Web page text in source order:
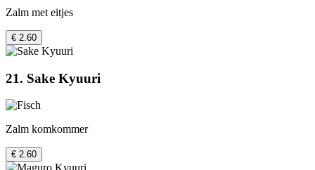
Zalm met eitjes
€ 2.60
21. Sake Kyuuri
Zalm komkommer
€ 2.60